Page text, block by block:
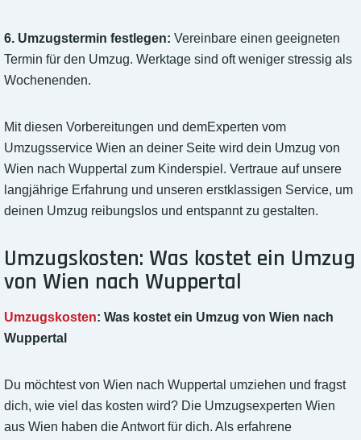
6. Umzugstermin festlegen: Vereinbare einen geeigneten
Termin für den Umzug. Werktage sind oft weniger stressig als
Wochenenden.
Mit diesen Vorbereitungen und demExperten vom
Umzugsservice Wien an deiner Seite wird dein Umzug von
Wien nach Wuppertal zum Kinderspiel. Vertraue auf unsere
langjährige Erfahrung und unseren erstklassigen Service, um
deinen Umzug reibungslos und entspannt zu gestalten.
Umzugskosten: Was kostet ein Umzug
von Wien nach Wuppertal
Umzugskosten: Was kostet ein Umzug von Wien nach
Wuppertal
Du möchtest von Wien nach Wuppertal umziehen und fragst
dich, wie viel das kosten wird? Die Umzugsexperten Wien
aus Wien haben die Antwort für dich. Als erfahrene